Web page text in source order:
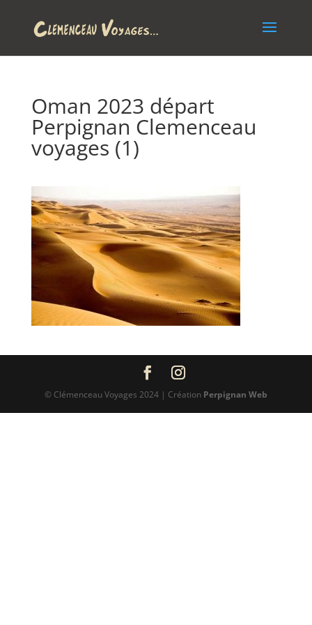
Oman 2023 départ
Perpignan Clemenceau
voyages (1)
© Clémenceau Voyages 2024 | Création Perpignan Web